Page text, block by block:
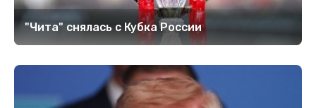
"Чита" снялась с Кубка России